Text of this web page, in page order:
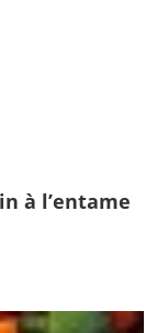
à l’entame